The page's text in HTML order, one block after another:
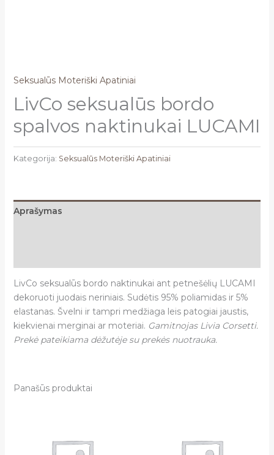
Seksualūs Moteriški Apatiniai
LivCo seksualūs bordo
spalvos naktinukai LUCAMI
Kategorija: Seksualūs Moteriški Apatiniai
Aprašymas
LivCo seksualūs bordo naktinukai ant petnešėlių LUCAMI
dekoruoti juodais neriniais. Sudėtis 95% poliamidas ir 5%
elastanas. Švelni ir tampri medžiaga leis patogiai jaustis,
kiekvienai merginai ar moteriai. Gamitnojas Livia Corsetti.
Prekė pateikiama dėžutėje su prekės nuotrauka.
Panašūs produktai